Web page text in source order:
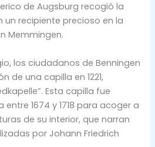
de Augsburg recogió la
un recipiente precioso en la
Memmingen.
los ciudadanos de Benningen
de una capilla en 1221,
Esta capilla fue
1674 y 1718 para acoger a
de su interior, que narran
por Johann Friedrich